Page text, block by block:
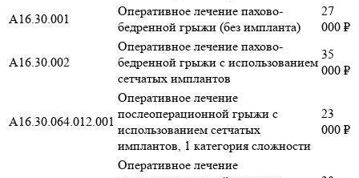
А16.30.001
Оперативное лечение пахово-
бедренной грыжи (без импланта)
27
000 ₽
А16.30.002
Оперативное лечение пахово-
бедренной грыжи с использованием
сетчатых имплантов
35
000 ₽
А16.30.064.012.001
Оперативное лечение
послеоперационной грыжи с
использованием сетчатых
имплантов, 1 категория сложности
23
000 ₽
Оперативное лечение